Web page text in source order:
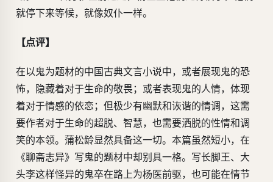
就停下来等候，就像奴仆一样。
【点评】
在以鬼为题材的中国古典文言小说中，或者展现鬼的恐
怖，隐藏着对于生命的敬畏；或者表现鬼的人情，体现
着对于情感的依恋；但极少有幽默和诙谐的情调，这需
要作者对于生命的超脱、智慧，也需要洒脱的性情和调
笑的本领。蒲松龄显然具备这一切。本篇虽然短小，在
《聊斋志异》写鬼的题材中却别具一格。写长脚王、大
头李这样怪异的鬼卒在路上为杨医前驱，也可能在情节